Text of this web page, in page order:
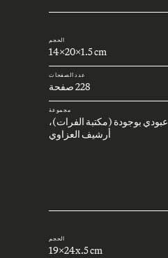
الحجم
14x20x1.5 cm
عدد الصفحات
228 صفحة
مجموعة
عبودي بوجودة (مكتبة الفرات)،
أرشيف العزاوي
الحجم
19x24x.5 cm